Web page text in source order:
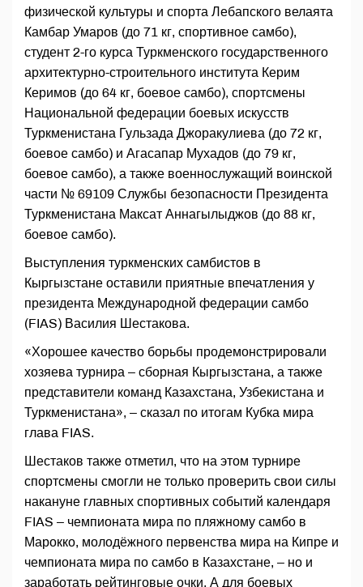
физической культуры и спорта Лебапского велаята
Камбар Умаров (до 71 кг, спортивное самбо),
студент 2-го курса Туркменского государственного
архитектурно-строительного института Керим
Керимов (до 64 кг, боевое самбо), спортсмены
Национальной федерации боевых искусств
Туркменистана Гульзада Джоракулиева (до 72 кг,
боевое самбо) и Агасапар Мухадов (до 79 кг,
боевое самбо), а также военнослужащий воинской
части № 69109 Службы безопасности Президента
Туркменистана Максат Аннагылыджов (до 88 кг,
боевое самбо).
Выступления туркменских самбистов в
Кыргызстане оставили приятные впечатления у
президента Международной федерации самбо
(FIAS) Василия Шестакова.
«Хорошее качество борьбы продемонстрировали
хозяева турнира – сборная Кыргызстана, а также
представители команд Казахстана, Узбекистана и
Туркменистана», – сказал по итогам Кубка мира
глава FIAS.
Шестаков также отметил, что на этом турнире
спортсмены смогли не только проверить свои силы
накануне главных спортивных событий календаря
FIAS – чемпионата мира по пляжному самбо в
Марокко, молодёжного первенства мира на Кипре и
чемпионата мира по самбо в Казахстане, – но и
заработать рейтинговые очки. А для боевых